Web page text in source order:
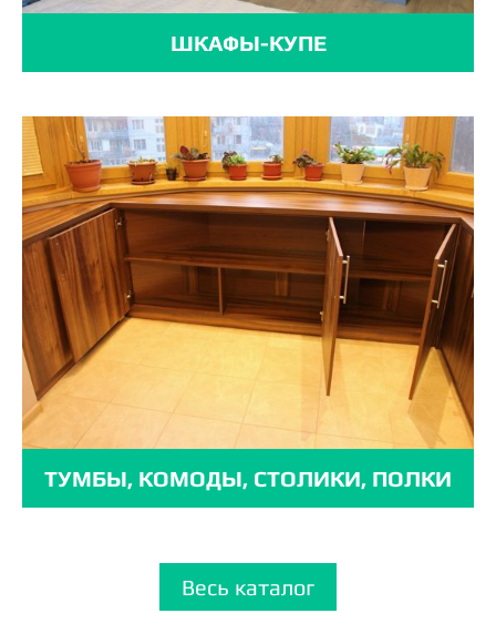
ШКАФЫ-КУПЕ
ТУМБЫ, КОМОДЫ, СТОЛИКИ, ПОЛКИ
Весь каталог